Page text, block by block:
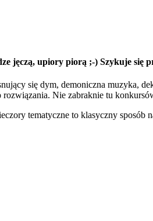
jęczą, upiory piorą ;-) Szykuje się
się dym, demoniczna muzyka,
Nie zabraknie tu
tematyczne to klasyczny sposób